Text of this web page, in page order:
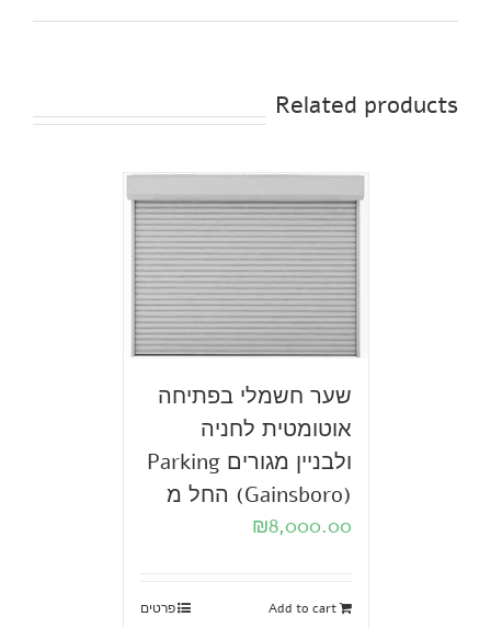
Related products
שער חשמלי בפתיחה
אוטומטית לחניה
ולבניין מגורים Parking
(Gainsboro) החל מ
₪8,000.00
Add to cart פרטים